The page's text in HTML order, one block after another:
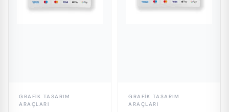
GRAFIK TASARIM
ARAÇLARI
GRAFIK TASARIM
ARAÇLARI